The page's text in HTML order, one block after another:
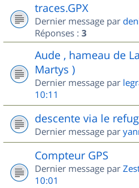
traces.GPX
Dernier message par
Réponses : 3
Aude , hameau de
Martys )
Dernier message par
10:11
descente via le
Dernier message par
Compteur GPS
Dernier message par
10:01